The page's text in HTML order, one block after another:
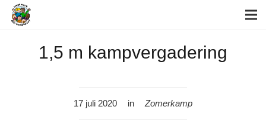
1,5 m kampvergadering
17 juli 2020 in Zomerkamp